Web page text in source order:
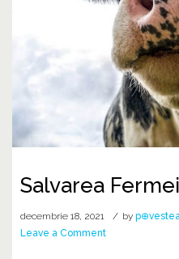
Salvarea
decembrie 18, 2021 by p⊕vestea
Leave a Commenton